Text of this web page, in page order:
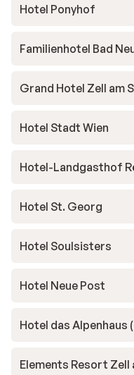
Hotel Ponyhof
Familienhotel Bad
Grand Hotel Zell am
Hotel Stadt Wien
Hotel-Landgasthof
Hotel St. Georg
Hotel Soulsisters
Hotel Neue Post
Hotel das
Elements Resort Zell